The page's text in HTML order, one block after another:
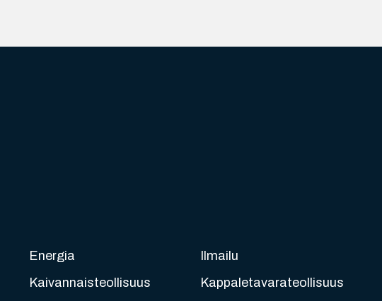
Energia
Ilmailu
Kaivannaisteollisuus
Kappaletavarateollisuus